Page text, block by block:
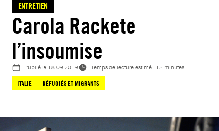
ENTRETIEN
Carola Rackete
l’insoumise
Publié le 18.09.2019
Temps de lecture estimé : 12 minutes
ITALIE
RÉFUGIÉS ET MIGRANTS